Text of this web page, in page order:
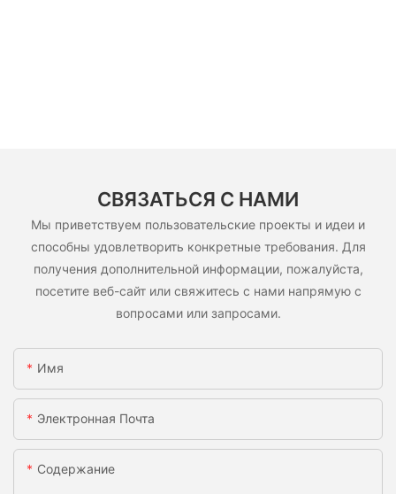
СВЯЗАТЬСЯ С НАМИ
Мы приветствуем пользовательские проекты и идеи и
способны удовлетворить конкретные требования. Для
получения дополнительной информации, пожалуйста,
посетите веб-сайт или свяжитесь с нами напрямую с
вопросами или запросами.
Имя
Электронная Почта
Содержание